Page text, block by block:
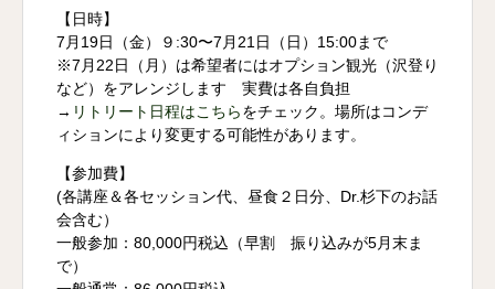
【日時】
7月19日（金）９:30〜7月21日（日）15:00まで
※7月22日（月）は希望者にはオプション観光（沢登り
など）をアレンジします 実費は各自負担
→ リトリート日程はこちらをチェック。場所はコンデ
ィションにより変更する可能性があります。
【参加費】
(各講座＆各セッション代、昼食２日分、Dr.杉下のお話
会含む）
一般参加：80,000円税込（早割 振り込みが5月末ま
で）